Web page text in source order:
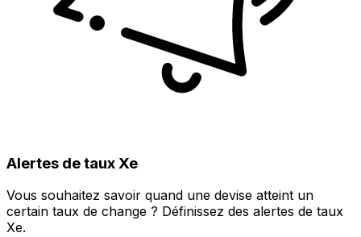
Alertes de taux Xe
Vous souhaitez savoir quand une devise atteint un
certain taux de change ? Définissez des alertes de taux
Xe.